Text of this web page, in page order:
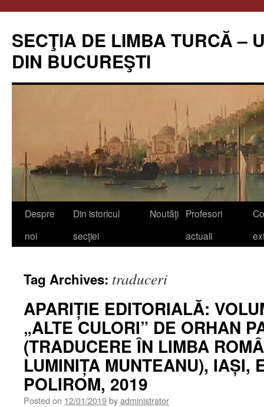
content
SECŢIA DE LIMBA TURCĂ –
DIN BUCUREŞTI
Despre
noi
Din istoricul
secţiei
Noutăţi Profesori
actuali
Tag Archives: traduceri
APARIȚIE EDITORIALĂ:
„ALTE CULORI” DE ORHAN
(TRADUCERE ÎN LIMBA
LUMINIȚA MUNTEANU), IAȘI,
POLIROM, 2019
Posted on 12/01/2019byadministrator